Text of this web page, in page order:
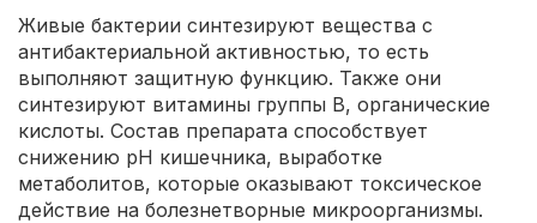
Живые бактерии синтезируют вещества с
антибактериальной активностью, то есть
выполняют защитную функцию. Также они
синтезируют витамины группы В, органические
кислоты. Состав препарата способствует
снижению рН кишечника, выработке
метаболитов, которые оказывают токсическое
действие на болезнетворные микроорганизмы.